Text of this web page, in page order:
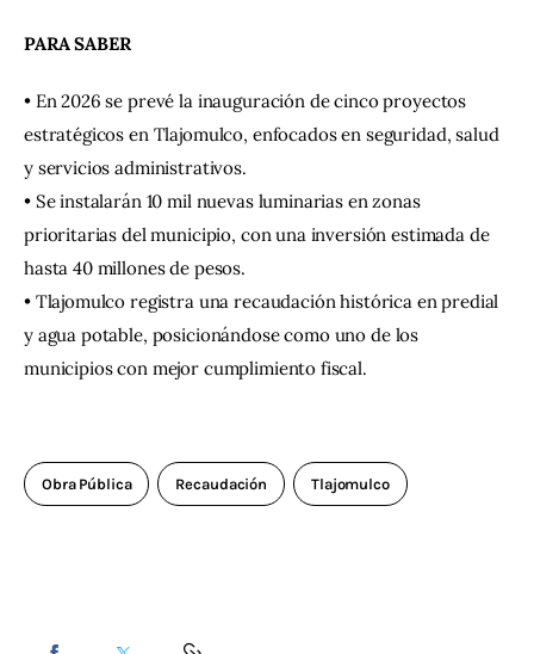
PARA SABER
• En 2026 se prevé la inauguración de cinco proyectos
estratégicos en Tlajomulco, enfocados en seguridad, salud
y servicios administrativos.
• Se instalarán 10 mil nuevas luminarias en zonas
prioritarias del municipio, con una inversión estimada de
hasta 40 millones de pesos.
• Tlajomulco registra una recaudación histórica en predial
y agua potable, posicionándose como uno de los
municipios con mejor cumplimiento fiscal.
Obra Pública Recaudación Tlajomulco